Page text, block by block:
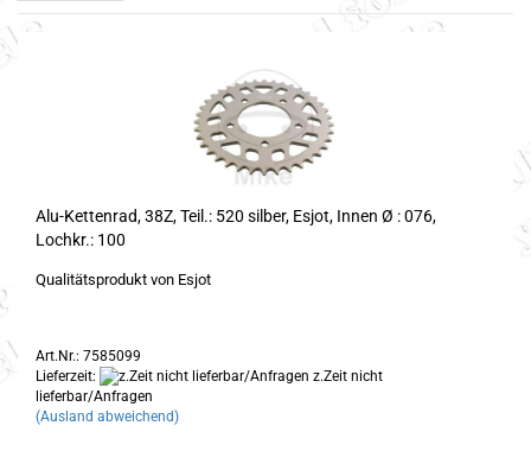
Alu-Kettenrad, 38Z, Teil.: 520 silber, Esjot, Innen Ø : 076,
Lochkr.: 100
Qualitätsprodukt von Esjot
Art.Nr.: 7585099
Lieferzeit:
z.Zeit nicht
lieferbar/Anfragen
(Ausland abweichend)